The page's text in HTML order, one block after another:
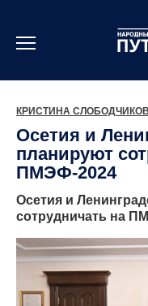
содержанию
КРИСТИНА
Осетия и
планируют
ПМЭФ-2024
Осетия и
сотрудничать на